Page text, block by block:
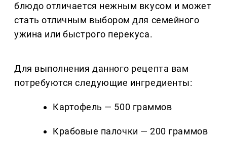
блюдо отличается нежным вкусом и может
стать отличным выбором для семейного
ужина или быстрого перекуса.
Для выполнения данного рецепта вам
потребуются следующие ингредиенты:
Картофель — 500 граммов
Крабовые палочки — 200 граммов